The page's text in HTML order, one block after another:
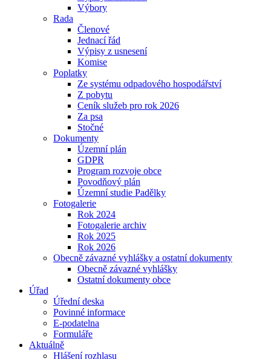
Výbory
Rada
Členové
Jednací řád
Výpisy z usnesení
Komise
Poplatky
Ze systému odpadového hospodářství
Z pobytu
Ceník služeb pro rok 2026
Za psa
Stočné
Dokumenty
Územní plán
GDPR
Program rozvoje obce
Povodňový plán
Územní studie Padělky
Fotogalerie
Rok 2024
Fotogalerie archiv
Rok 2025
Rok 2026
Obecně závazné vyhlášky a ostatní dokumenty
Obecně závazné vyhlášky
Ostatní dokumenty obce
Úřad
Úřední deska
Povinné informace
E-podatelna
Formuláře
Aktuálně
Hlášení rozhlasu